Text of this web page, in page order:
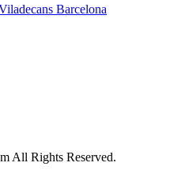
Barcelona
All Rights Reserved.